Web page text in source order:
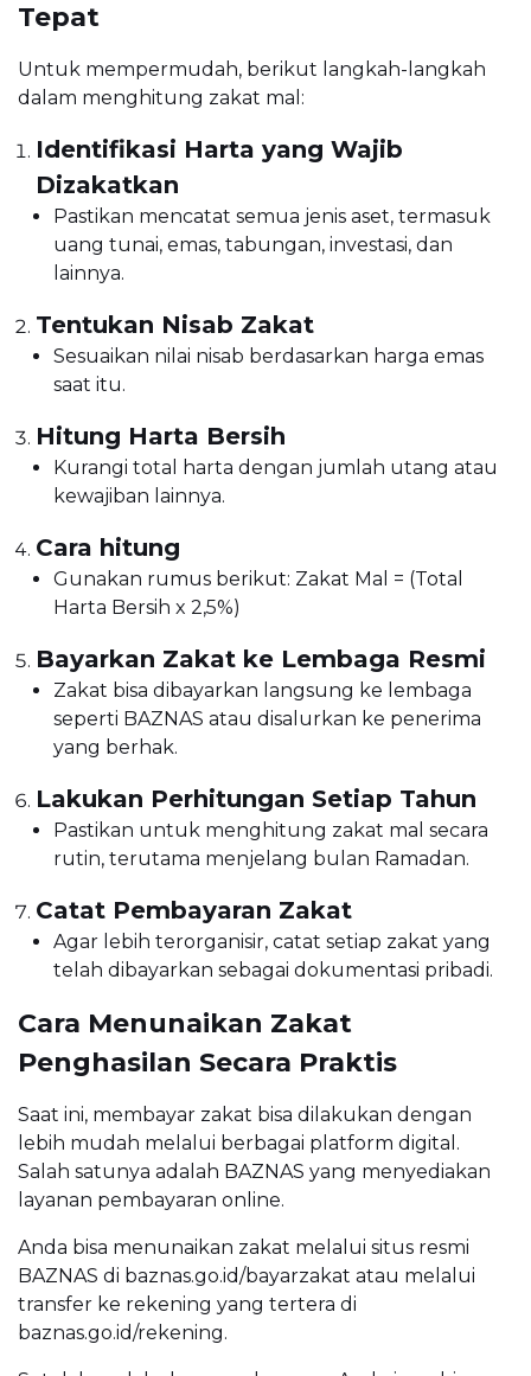
Tepat
Untuk mempermudah, berikut langkah-langkah
dalam menghitung zakat mal:
Identifikasi Harta yang Wajib
Dizakatkan
Pastikan mencatat semua jenis aset, termasuk
uang tunai, emas, tabungan, investasi, dan
lainnya.
Tentukan Nisab Zakat
Sesuaikan nilai nisab berdasarkan harga emas
saat itu.
Hitung Harta Bersih
Kurangi total harta dengan jumlah utang atau
kewajiban lainnya.
Cara hitung
Gunakan rumus berikut: Zakat Mal = (Total
Harta Bersih x 2,5%)
Bayarkan Zakat ke Lembaga Resmi
Zakat bisa dibayarkan langsung ke lembaga
seperti BAZNAS atau disalurkan ke penerima
yang berhak.
Lakukan Perhitungan Setiap Tahun
Pastikan untuk menghitung zakat mal secara
rutin, terutama menjelang bulan Ramadan.
Catat Pembayaran Zakat
Agar lebih terorganisir, catat setiap zakat yang
telah dibayarkan sebagai dokumentasi pribadi.
Cara Menunaikan Zakat
Penghasilan Secara Praktis
Saat ini, membayar zakat bisa dilakukan dengan
lebih mudah melalui berbagai platform digital.
Salah satunya adalah BAZNAS yang menyediakan
layanan pembayaran online.
Anda bisa menunaikan zakat melalui situs resmi
BAZNAS di baznas.go.id/bayarzakat atau melalui
transfer ke rekening yang tertera di
baznas.go.id/rekening.